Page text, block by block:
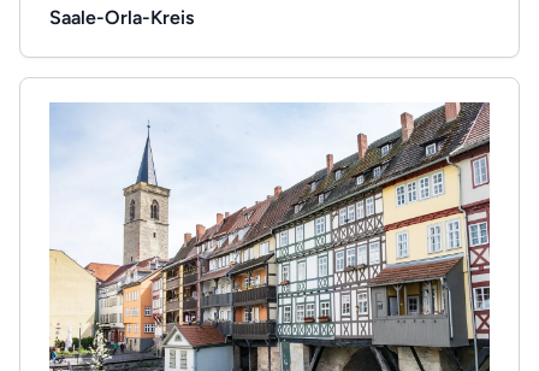
Saale-Orla-Kreis